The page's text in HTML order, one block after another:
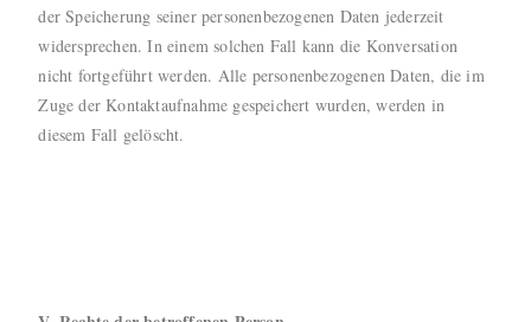
der Speicherung seiner personenbezogenen Daten jederzeit
widersprechen. In einem solchen Fall kann die Konversation
nicht fortgeführt werden. Alle personenbezogenen Daten, die im
Zuge der Kontaktaufnahme gespeichert wurden, werden in
diesem Fall gelöscht.